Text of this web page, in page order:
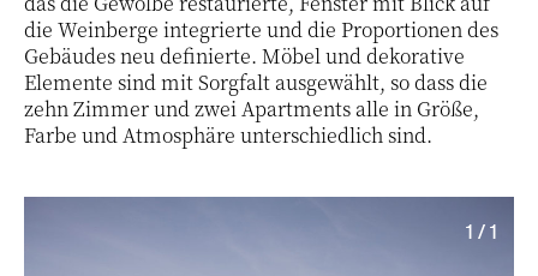
die Weinberge integrierte und die Proportionen des
Gebäudes neu definierte. Möbel und dekorative
Elemente sind mit Sorgfalt ausgewählt, so dass die
zehn Zimmer und zwei Apartments alle in Größe,
Farbe und Atmosphäre unterschiedlich sind.
1 / 1